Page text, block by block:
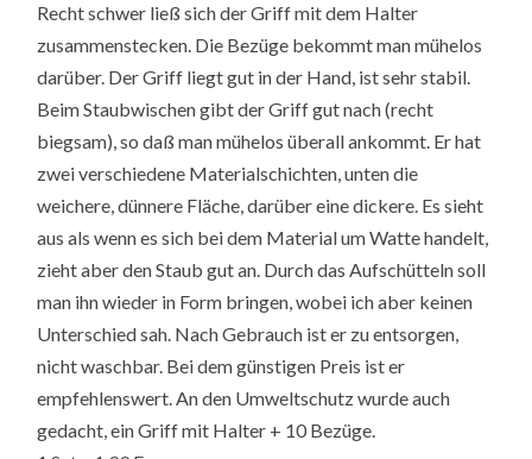
Recht schwer ließ sich der Griff mit dem Halter
zusammenstecken. Die Bezüge bekommt man mühelos
darüber. Der Griff liegt gut in der Hand, ist sehr stabil.
Beim Staubwischen gibt der Griff gut nach (recht
biegsam), so daß man mühelos überall ankommt. Er hat
zwei verschiedene Materialschichten, unten die
weichere, dünnere Fläche, darüber eine dickere. Es sieht
aus als wenn es sich bei dem Material um Watte handelt,
zieht aber den Staub gut an. Durch das Aufschütteln soll
man ihn wieder in Form bringen, wobei ich aber keinen
Unterschied sah. Nach Gebrauch ist er zu entsorgen,
nicht waschbar. Bei dem günstigen Preis ist er
empfehlenswert. An den Umweltschutz wurde auch
gedacht, ein Griff mit Halter + 10 Bezüge.